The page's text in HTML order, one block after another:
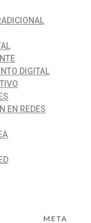
DIGITAL
EN REDES
META